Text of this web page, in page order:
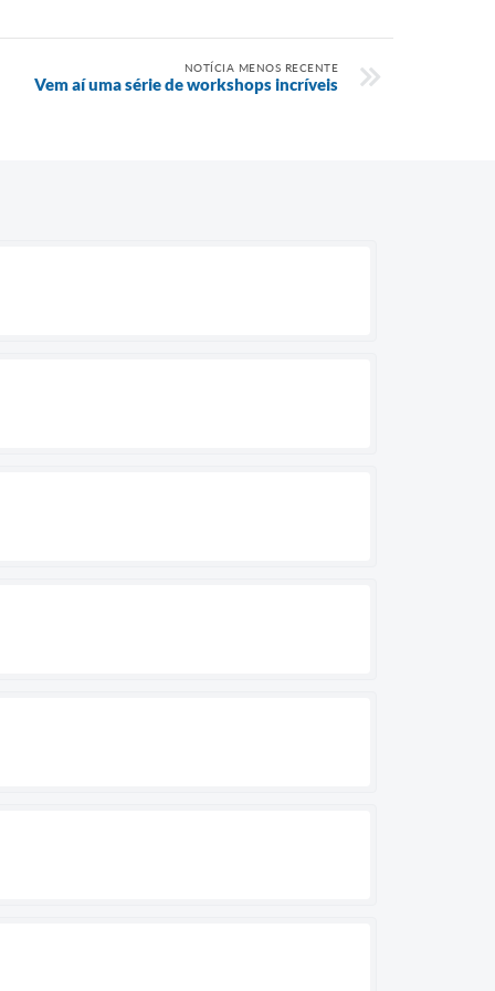
NOTÍCIA MENOS RECENTE
Vem aí uma série de workshops incríveis